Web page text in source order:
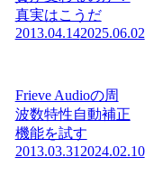
真実はこうだ
2013.04.142025.06.02
Frieve Audioの周
波数特性自動補正
機能を試す
2013.03.312024.02.10